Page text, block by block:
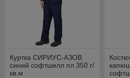
Куртка СИРИУС-АЗОВ
синий софтшелл пл 350 г/
кв.м